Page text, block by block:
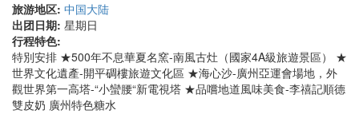
旅游地区: 中国大陆
出团日期: 星期日
行程特色:
特別安排 ★500年不息華夏名窯-南風古灶（國家4A級旅遊景區） ★
世界文化遺產-開平碉樓旅遊文化區 ★海心沙-廣州亞運會場地，外
觀世界第一高塔-“小蠻腰“新電視塔 ★品嚐地道風味美食-李禧記順德
雙皮奶 廣州特色糖水